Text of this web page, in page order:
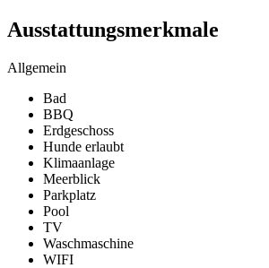
Ausstattungsmerkmale
Allgemein
Bad
BBQ
Erdgeschoss
Hunde erlaubt
Klimaanlage
Meerblick
Parkplatz
Pool
TV
Waschmaschine
WIFI